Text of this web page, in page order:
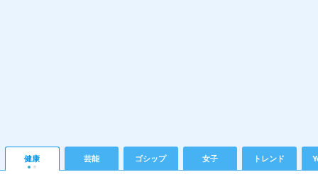
健康 芸能 ゴシップ 女子 トレンド